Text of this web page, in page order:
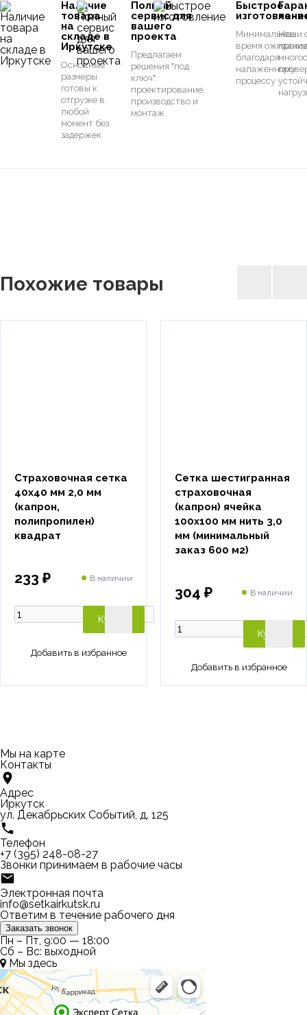
Наличие
товара
на
складе в
Иркутске
Основные
размеры
готовы к
отгрузке в
любой
момент без
задержек
Полный
сервис для
вашего
проекта
Предлагаем
решения "под
ключ":
проектирование,
производство и
монтаж
Быстрое
Минимальное
время ожидания
благодаря
налаженному
процессу
Наши
Похожие товары
Страховочная сетка
40х40 мм 2,0 мм
(капрон,
полипропилен)
квадрат
233 ₽ В наличии
Купить
Сетка шестигранная
страховочная
(капрон) ячейка
100х100 мм нить 3,0
мм (минимальный
заказ 600 м2)
304 ₽ В наличии
Купить
Мы на карте
Контакты
Адрес
Иркутск
ул. Декабрьских Событий, д. 125
Телефон
+7 (395) 248-08-27
Звонки принимаем в рабочие часы
Электронная почта
info@setkairkutsk.ru
Ответим в течение рабочего дня
Заказать звонок
Пн – Пт, 9:00 — 18:00
Сб – Вс: выходной
Мы здесь